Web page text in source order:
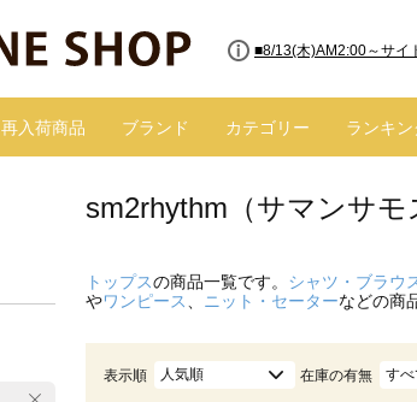
■8/13(木)AM2:00～サイ
再入荷商品 ブランド カテゴリー ランキン
sm2rhythm（サマンサ
トップスの商品一覧です。 シャツ・ブラウ
やワンピース ニット・セーターなどの商
表示順 人気順 在庫の有無 すべ